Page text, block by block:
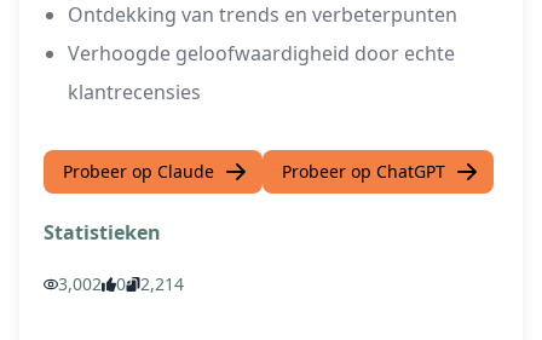
Ontdekking van trends en verbeterpunten
Verhoogde geloofwaardigheid door echte
klantrecensies
Probeer op Claude Probeer op ChatGPT
Statistieken
3,002 0 2,214